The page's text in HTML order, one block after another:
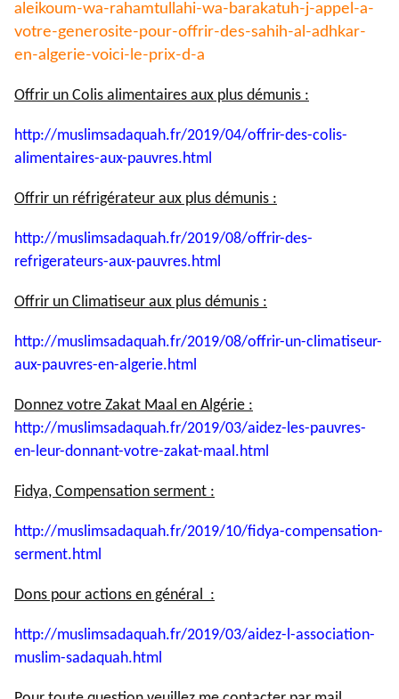
aleikoum-wa-rahamtullahi-wa-barakatuh-j-appel-a-
votre-generosite-pour-offrir-des-sahih-al-adhkar-
en-algerie-voici-le-prix-d-a
Offrir un Colis alimentaires aux plus démunis :
http://muslimsadaquah.fr/2019/04/offrir-des-colis-
alimentaires-aux-pauvres.html
Offrir un réfrigérateur aux plus démunis :
http://muslimsadaquah.fr/2019/08/offrir-des-
refrigerateurs-aux-pauvres.html
Offrir un Climatiseur aux plus démunis :
http://muslimsadaquah.fr/2019/08/offrir-un-climatiseur-
aux-pauvres-en-algerie.html
Donnez votre Zakat Maal en Algérie :
http://muslimsadaquah.fr/2019/03/aidez-les-pauvres-
en-leur-donnant-votre-zakat-maal.html
Fidya, Compensation serment :
http://muslimsadaquah.fr/2019/10/fidya-compensation-
serment.html
Dons pour actions en général :
http://muslimsadaquah.fr/2019/03/aidez-l-association-
muslim-sadaquah.html